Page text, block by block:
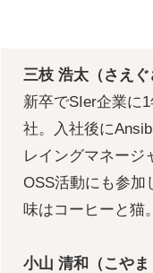
三枝 浩太（さえ
新卒でSIer企業に
社。入社後に
レイングマネージ
OSS活動にも参加
味はコーヒーと猫。
小山 清和（こや